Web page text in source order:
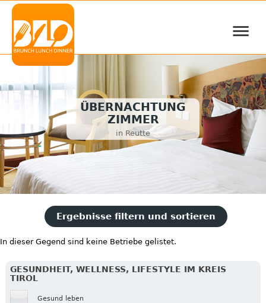
≡
ÜBERNACHTUNG
ZIMMER
in Reutte
Ergebnisse filtern und sortieren
In dieser Gegend sind keine Betriebe gelistet.
GESUNDHEIT, WELLNESS, LIFESTYLE IM KREIS
TIROL
Gesund leben